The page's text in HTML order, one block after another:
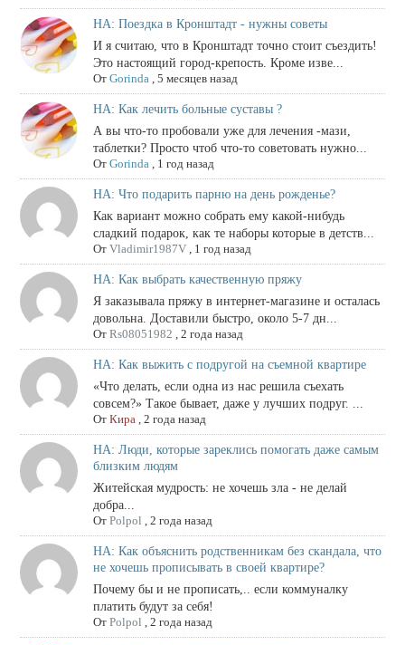
НА: Поездка в Кронштадт - нужны советы
И я считаю, что в Кронштадт точно стоит съездить!
Это настоящий город‑крепость. Кроме изве...
От Gorinda, 5 месяцев назад
НА: Как лечить больные суставы ?
А вы что-то пробовали уже для лечения -мази,
таблетки? Просто чтоб что-то советовать нужно...
От Gorinda, 1 год назад
НА: Что подарить парню на день рожденье?
Как вариант можно собрать ему какой-нибудь
сладкий подарок, как те наборы которые в детств...
От Vladimir1987V, 1 год назад
НА: Как выбрать качественную пряжу
Я заказывала пряжу в интернет-магазине и осталась
довольна. Доставили быстро, около 5-7 дн...
От Rs08051982 , 2 года назад
НА: Как выжить с подругой на съемной квартире
«Что делать, если одна из нас решила съехать
совсем?» Такое бывает, даже у лучших подруг. ...
От Кира, 2 года назад
НА: Люди, которые зареклись помогать даже самым
близким людям
Житейская мудрость: не хочешь зла - не делай
добра...
От Polpol , 2 года назад
НА: Как объяснить родственникам без скандала, что
не хочешь прописывать в своей квартире?
Почему бы и не прописать,.. если коммуналку
платить будут за себя!
От Polpol , 2 года назад